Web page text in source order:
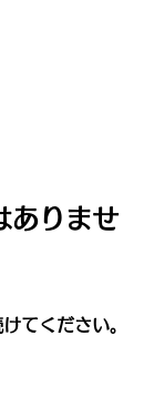
ありませ
てください。